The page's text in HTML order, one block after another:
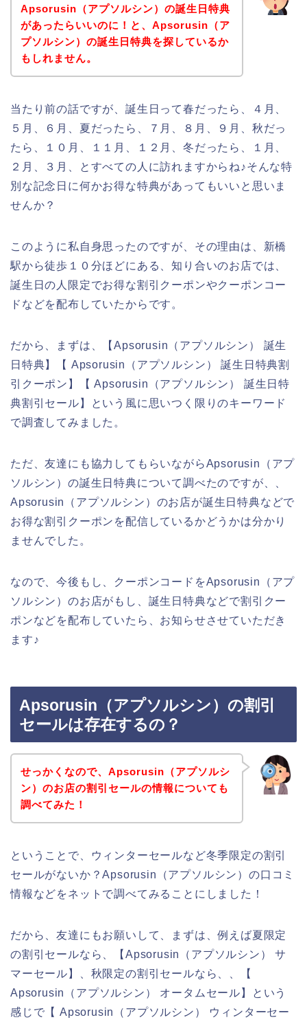
Apsorusin（アプソルシン）の誕生日特典
があったらいいのに！と、Apsorusin（ア
プソルシン）の誕生日特典を探しているか
もしれません。
当たり前の話ですが、誕生日って春だったら、４月、
５月、６月、夏だったら、７月、８月、９月、秋だっ
たら、１０月、１１月、１２月、冬だったら、１月、
２月、３月、とすべての人に訪れますからね♪そんな特
別な記念日に何かお得な特典があってもいいと思いま
せんか？
このように私自身思ったのですが、その理由は、新橋
駅から徒歩１０分ほどにある、知り合いのお店では、
誕生日の人限定でお得な割引クーポンやクーポンコー
ドなどを配布していたからです。
だから、まずは、【Apsorusin（アプソルシン） 誕生
日特典】【 Apsorusin（アプソルシン） 誕生日特典割
引クーポン】【 Apsorusin（アプソルシン） 誕生日特
典割引セール】という風に思いつく限りのキーワード
で調査してみました。
ただ、友達にも協力してもらいながらApsorusin（アプ
ソルシン）の誕生日特典について調べたのですが、、
Apsorusin（アプソルシン）のお店が誕生日特典などで
お得な割引クーポンを配信しているかどうかは分かり
ませんでした。
なので、今後もし、クーポンコードをApsorusin（アプ
ソルシン）のお店がもし、誕生日特典などで割引クー
ポンなどを配布していたら、お知らせさせていただき
ます♪
Apsorusin（アプソルシン）の割引
セールは存在するの？
せっかくなので、Apsorusin（アプソルシ
ン）のお店の割引セールの情報についても
調べてみた！
ということで、ウィンターセールなど冬季限定の割引
セールがないか？Apsorusin（アプソルシン）の口コミ
情報などをネットで調べてみることにしました！
だから、友達にもお願いして、まずは、例えば夏限定
の割引セールなら、【Apsorusin（アプソルシン） サ
マーセール】、秋限定の割引セールなら、、【
Apsorusin（アプソルシン） オータムセール】という
感じで【 Apsorusin（アプソルシン） ウィンターセー